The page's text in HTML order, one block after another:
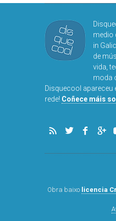
medio
in
de
vida,
moda
Disquecool apareceu
rede! Coñece máis
Obra baixo licencia